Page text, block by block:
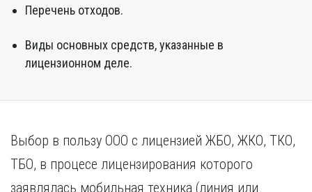
Перечень отходов.
Виды основных средств, указанные в
лицензионном деле.
Выбор в пользу ООО с лицензией ЖБО, ЖКО, ТКО,
ТБО, в процесе лицензирования которого
заявлялась мобильная техника (линия или